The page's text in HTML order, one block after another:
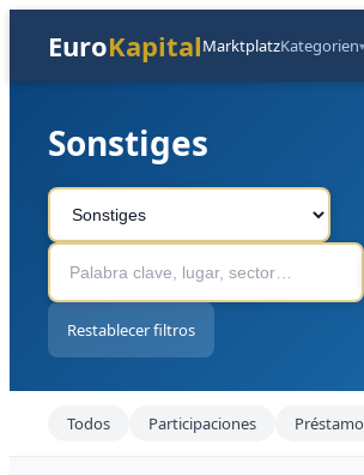
EuroKapitalMarktplatzKategorien▾
Sonstiges
Restablecer filtros
Todos Participaciones